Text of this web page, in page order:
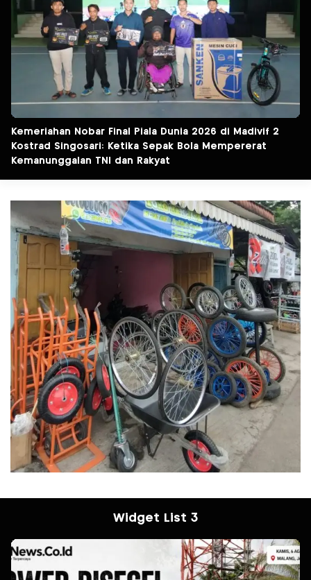
Kemeriahan Nobar Final Piala Dunia 2026 di Madivif 2
Kostrad Singosari: Ketika Sepak Bola Mempererat
Kemanunggalan TNI dan Rakyat
Widget List 3